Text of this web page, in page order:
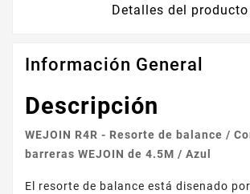
Detalles del producto
Información General
Descripción
WEJOIN R4R - Resorte de balance /
barreras WEJOIN de 4.5M / Azul
El resorte de balance está disenado